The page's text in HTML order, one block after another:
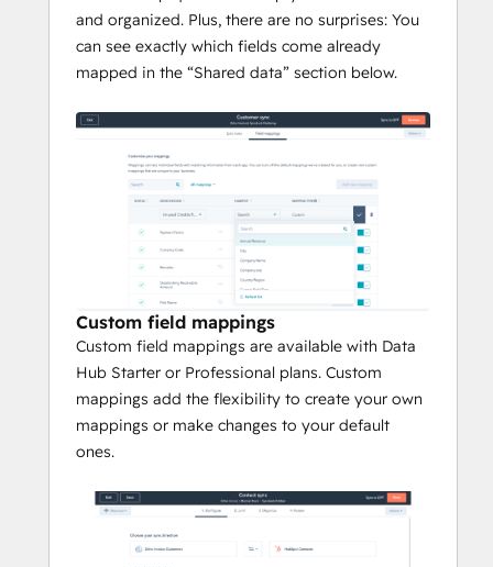
and organized. Plus, there are no surprises: You
can see exactly which fields come already
mapped in the “Shared data” section below.
Custom field mappings
Custom field mappings are available with Data
Hub Starter or Professional plans. Custom
mappings add the flexibility to create your own
mappings or make changes to your default
ones.